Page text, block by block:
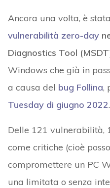
Ancora una volta, è stata
vulnerabilità zero-day
Diagnostics Tool
Windows che già in
a causa del bug Follina,
Tuesday di giugno 2022.
Delle 121 vulnerabilità,
come critiche (cioè
compromettere un PC
una limitata o senza